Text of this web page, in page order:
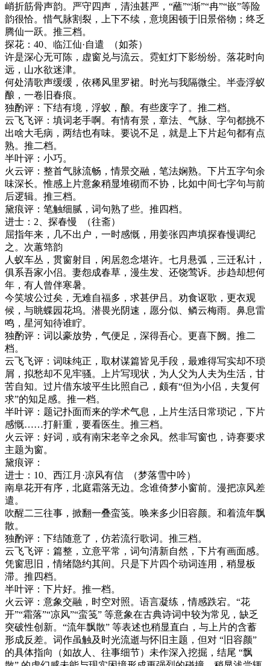
峭折筋骨声韵。严守四声，清浊甚严， “蘸”“渐”“冉”“嵌”等险
韵很恰。惜气脉割裂，上下不续，意境困顿于旧景俗物；终乏
腾仙一跃。推三档。
探花： 40 、临江仙·自遣
（如茶）
许是深心无可陈，虚窗兑与流云。霓虹灯下影纷纷。落花时向
远，山水欲迷津。
何处清歌声缓缓，依稀风里罗裙。时光与我隔微尘。半壶浮蚁
酿，一卷旧春痕。
独酌评：下结有境，浮蚁，酿。有些废字了。推二档。
云飞飞评：填词老手啊。有情有景，章法、气脉、字句都挑不
出啥大毛病，两结也有味。要说不足，就是上下片起句都有点
熟。推二档。
半叶评：小巧。
火云评：整首气脉流畅，情景交融，笔法娴熟。下片五字句余
味深长。惟感上片意象稍显堆砌而不协，比如中间七字句与前
后逻辑。推三档。
黛痕评：笔触细腻，词句熟了些。推四档。
进士： 2 、探春慢
（往斋）
屈指年来，几不出户，一时感慨，用姜张四声填探春慢调纪
之。次蕙筇韵
人蚁车丛，贯窗射目，闲居忽念堪许。七月悬弧，三迁私计，
俱系吾家小侣。妻怨成春草，漫生发、还饶莺诉。步趋却想何
年，有人曾伴寒暑。
今笑坡公过矣，无难自福多，求甚伊吕。劝食讴歌，更衣观
候，与眺蝶园花坞。潜畏光阴速，愿分似、鳞云梅雨。鼻息雷
鸣，星河知待谁眝。
独酌评：词以豪放势，气便足，深得吾心。更喜下阙。推二
档。
云飞飞评： 词味纯正，取材谋篇皆见手段，最难得写实却不琐
屑，拟愁却不见牢骚。上片写现状，为人父为人夫为生活，甘
苦自知。过片借东坡平生比照自己，颇有“但为小侣，夫复何
求”的知足感。 推一档。
半叶评： 题记扑面而来的学术气息，上片生活日常琐记，下片
感慨……打鼾重，要看医生。推三档。
火云评：好词，或有南宋老辛之余风。然非写窗也，诗赛要求
主题为窗。
黛痕评：
进士： 10 、西江月 ·凉风有信
（梦落雪中吟）
南阜花开有序，北庭霜落无边。念谁倚梦小窗前。漫把凉风差
遣。
吹醒二三往事，掀翻一叠蛮笺。唤来多少旧容颜。和着流年飘
散。
独酌评：下结随意了，仿若流行歌词。推三档。
云飞飞评：篇整，立意平常，词句清新自然，下片有画面感。
凭窗思旧，情绪隐约其间。只是下片四个动词连用，稍显板
滞。推四档。
半叶评：下片好。推一档。
火云评： 意象交融，时空对照。语言凝练，情感跌宕。 “花
开”“霜落”“凉风”“蛮笺” 等意象在古典诗词中较为常见，缺乏
突破性创新。“流年飘散” 等表述也稍显直白，与上片的含蓄
形成反差。词作虽触及时光流逝与怀旧主题，但对 “旧容颜”
的具体指向（如故人、往事细节）未作深入挖掘，结尾 “飘